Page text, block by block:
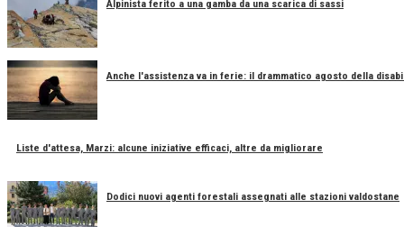
Alpinista ferito a una gamba da una scarica di sassi
Anche l'assistenza va in ferie: il drammatico agosto della
Liste d'attesa, Marzi: alcune iniziative efficaci, altre da migliorare
Dodici nuovi agenti forestali assegnati alle stazioni valdostane